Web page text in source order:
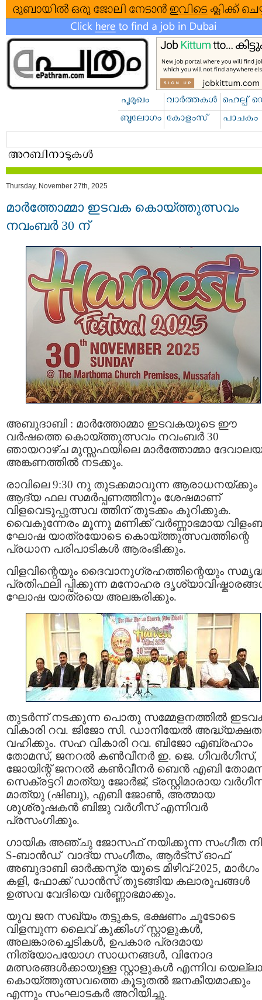
Thursday, November 27th, 2025
മാർത്തോമ്മാ ഇടവക കൊയ്ത്തുത്സവം
നവംബർ 30 ന്
അബുദാബി : മാർത്തോമ്മാ ഇടവകയുടെ ഈ
വർഷത്തെ കൊയ്ത്തുത്സവം നവംബർ 30
ഞായറാഴ്ച മുസ്സഫയിലെ മാർത്തോമ്മാ ദേവാലയ
അങ്കണത്തിൽ നടക്കും.
രാവിലെ 9:30 നു തുടക്കമാവുന്ന ആരാധനയ്ക്കും
ആദ്യ ഫല സമർപ്പണത്തിനും ശേഷമാണ്
വിളവെടുപ്പുത്സവ ത്തിന് തുടക്കം കുറിക്കുക.
വൈകുന്നേരം മൂന്നു മണിക്ക് വർണ്ണാഭമായ
ഘോഷ യാത്രയോടെ കൊയ്ത്തുത്സവത്തിന്റെ
പ്രധാന പരിപാടികൾ ആരംഭിക്കും.
വിളവിന്റെയും ദൈവാനുഗ്രഹത്തിന്റെയും
പ്രതിഫലി പ്പിക്കുന്ന മനോഹര
ഘോഷ യാത്രയെ അലങ്കരിക്കും.
തുടർന്ന് നടക്കുന്ന പൊതു സമ്മേളനത്തിൽ
വികാരി റവ. ജിജോ സി. ഡാനിയേൽ അദ്ധ്യക്ഷത
വഹിക്കും. സഹ വികാരി റവ. ബിജോ എബ്രഹാം
തോമസ്, ജനറൽ കൺവീനർ ഇ. ജെ. ഗീവർഗീസ്,
ജോയിന്റ് ജനറൽ കൺവീനർ ബെൻ എബി
സെക്രട്ടറി മാത്യു ജോർജ്, ട്രസ്റ്റിമാരായ
മാത്യു (ഷിബു), എബി ജോൺ, അത്മായ
ശുശ്രൂഷകൻ ബിജു വർഗീസ് എന്നിവർ
പ്രസംഗിക്കും.
ഗായിക അഞ്ചു ജോസഫ് നയിക്കുന്ന സംഗീത
S-ബാൻഡ് വാദ്യ സംഗീതം, ആർട്സ് ഓഫ്
അബുദാബി ഓർക്കസ്ട്ര യുടെ മിഴിവ്-2025, മാർഗം
കളി, ഫോക്ക് ഡാൻസ് തുടങ്ങിയ കലാരൂപങ്ങൾ
ഉത്സവ വേദിയെ വർണ്ണാഭമാക്കും.
യുവ ജന സഖ്യം തട്ടുകട, ഭക്ഷണം ചൂടോടെ
വിളമ്പുന്ന ലൈവ് കുക്കിംഗ് സ്റ്റാളുകൾ,
അലങ്കാരച്ചെടികൾ, ഉപകാര പ്രദമായ
നിത്യോപയോഗ സാധനങ്ങൾ, വിനോദ
മത്സരങ്ങൾക്കായുള്ള സ്റ്റാളുകൾ എന്നിവ
കൊയ്ത്തുത്സവത്തെ കൂടുതൽ ജനകീയമാക്കും
എന്നും സംഘാടകർ അറിയിച്ചു.